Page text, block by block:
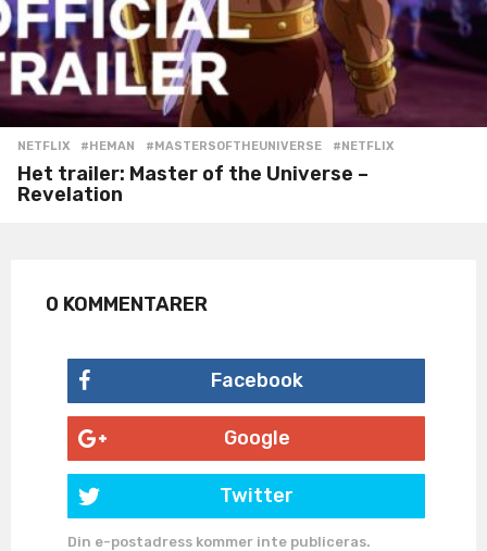
NETFLIX #HEMAN ,#MASTERSOFTHEUNIVERSE ,#NETFLIX
Het trailer: Master of the Universe –
Revelation
0 KOMMENTARER
Facebook
Google
Twitter
Din e-postadress kommer inte publiceras.